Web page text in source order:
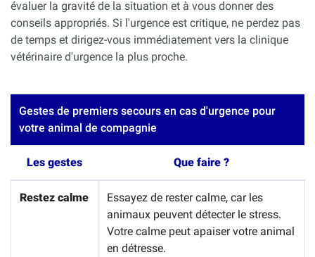
évaluer la gravité de la situation et à vous donner des
conseils appropriés. Si l'urgence est critique, ne perdez pas
de temps et dirigez-vous immédiatement vers la clinique
vétérinaire d'urgence la plus proche.
Gestes de premiers secours en cas d'urgence pour
votre animal de compagnie
Les gestes Que faire ?
Restez calme
Essayez de rester calme, car les
animaux peuvent détecter le stress.
Votre calme peut apaiser votre animal
en détresse.